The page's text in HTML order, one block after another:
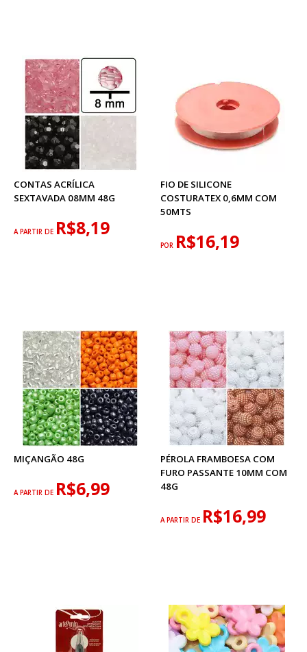
CONTAS ACRÍLICA
SEXTAVADA 08MM 48G
A PARTIR DE R$8,19
FIO DE SILICONE
COSTURATEX 0,6MM COM
50MTS
POR R$16,19
MIÇANGÃO 48G
A PARTIR DE R$6,99
PÉROLA FRAMBOESA COM
FURO PASSANTE 10MM COM
48G
A PARTIR DE R$16,99